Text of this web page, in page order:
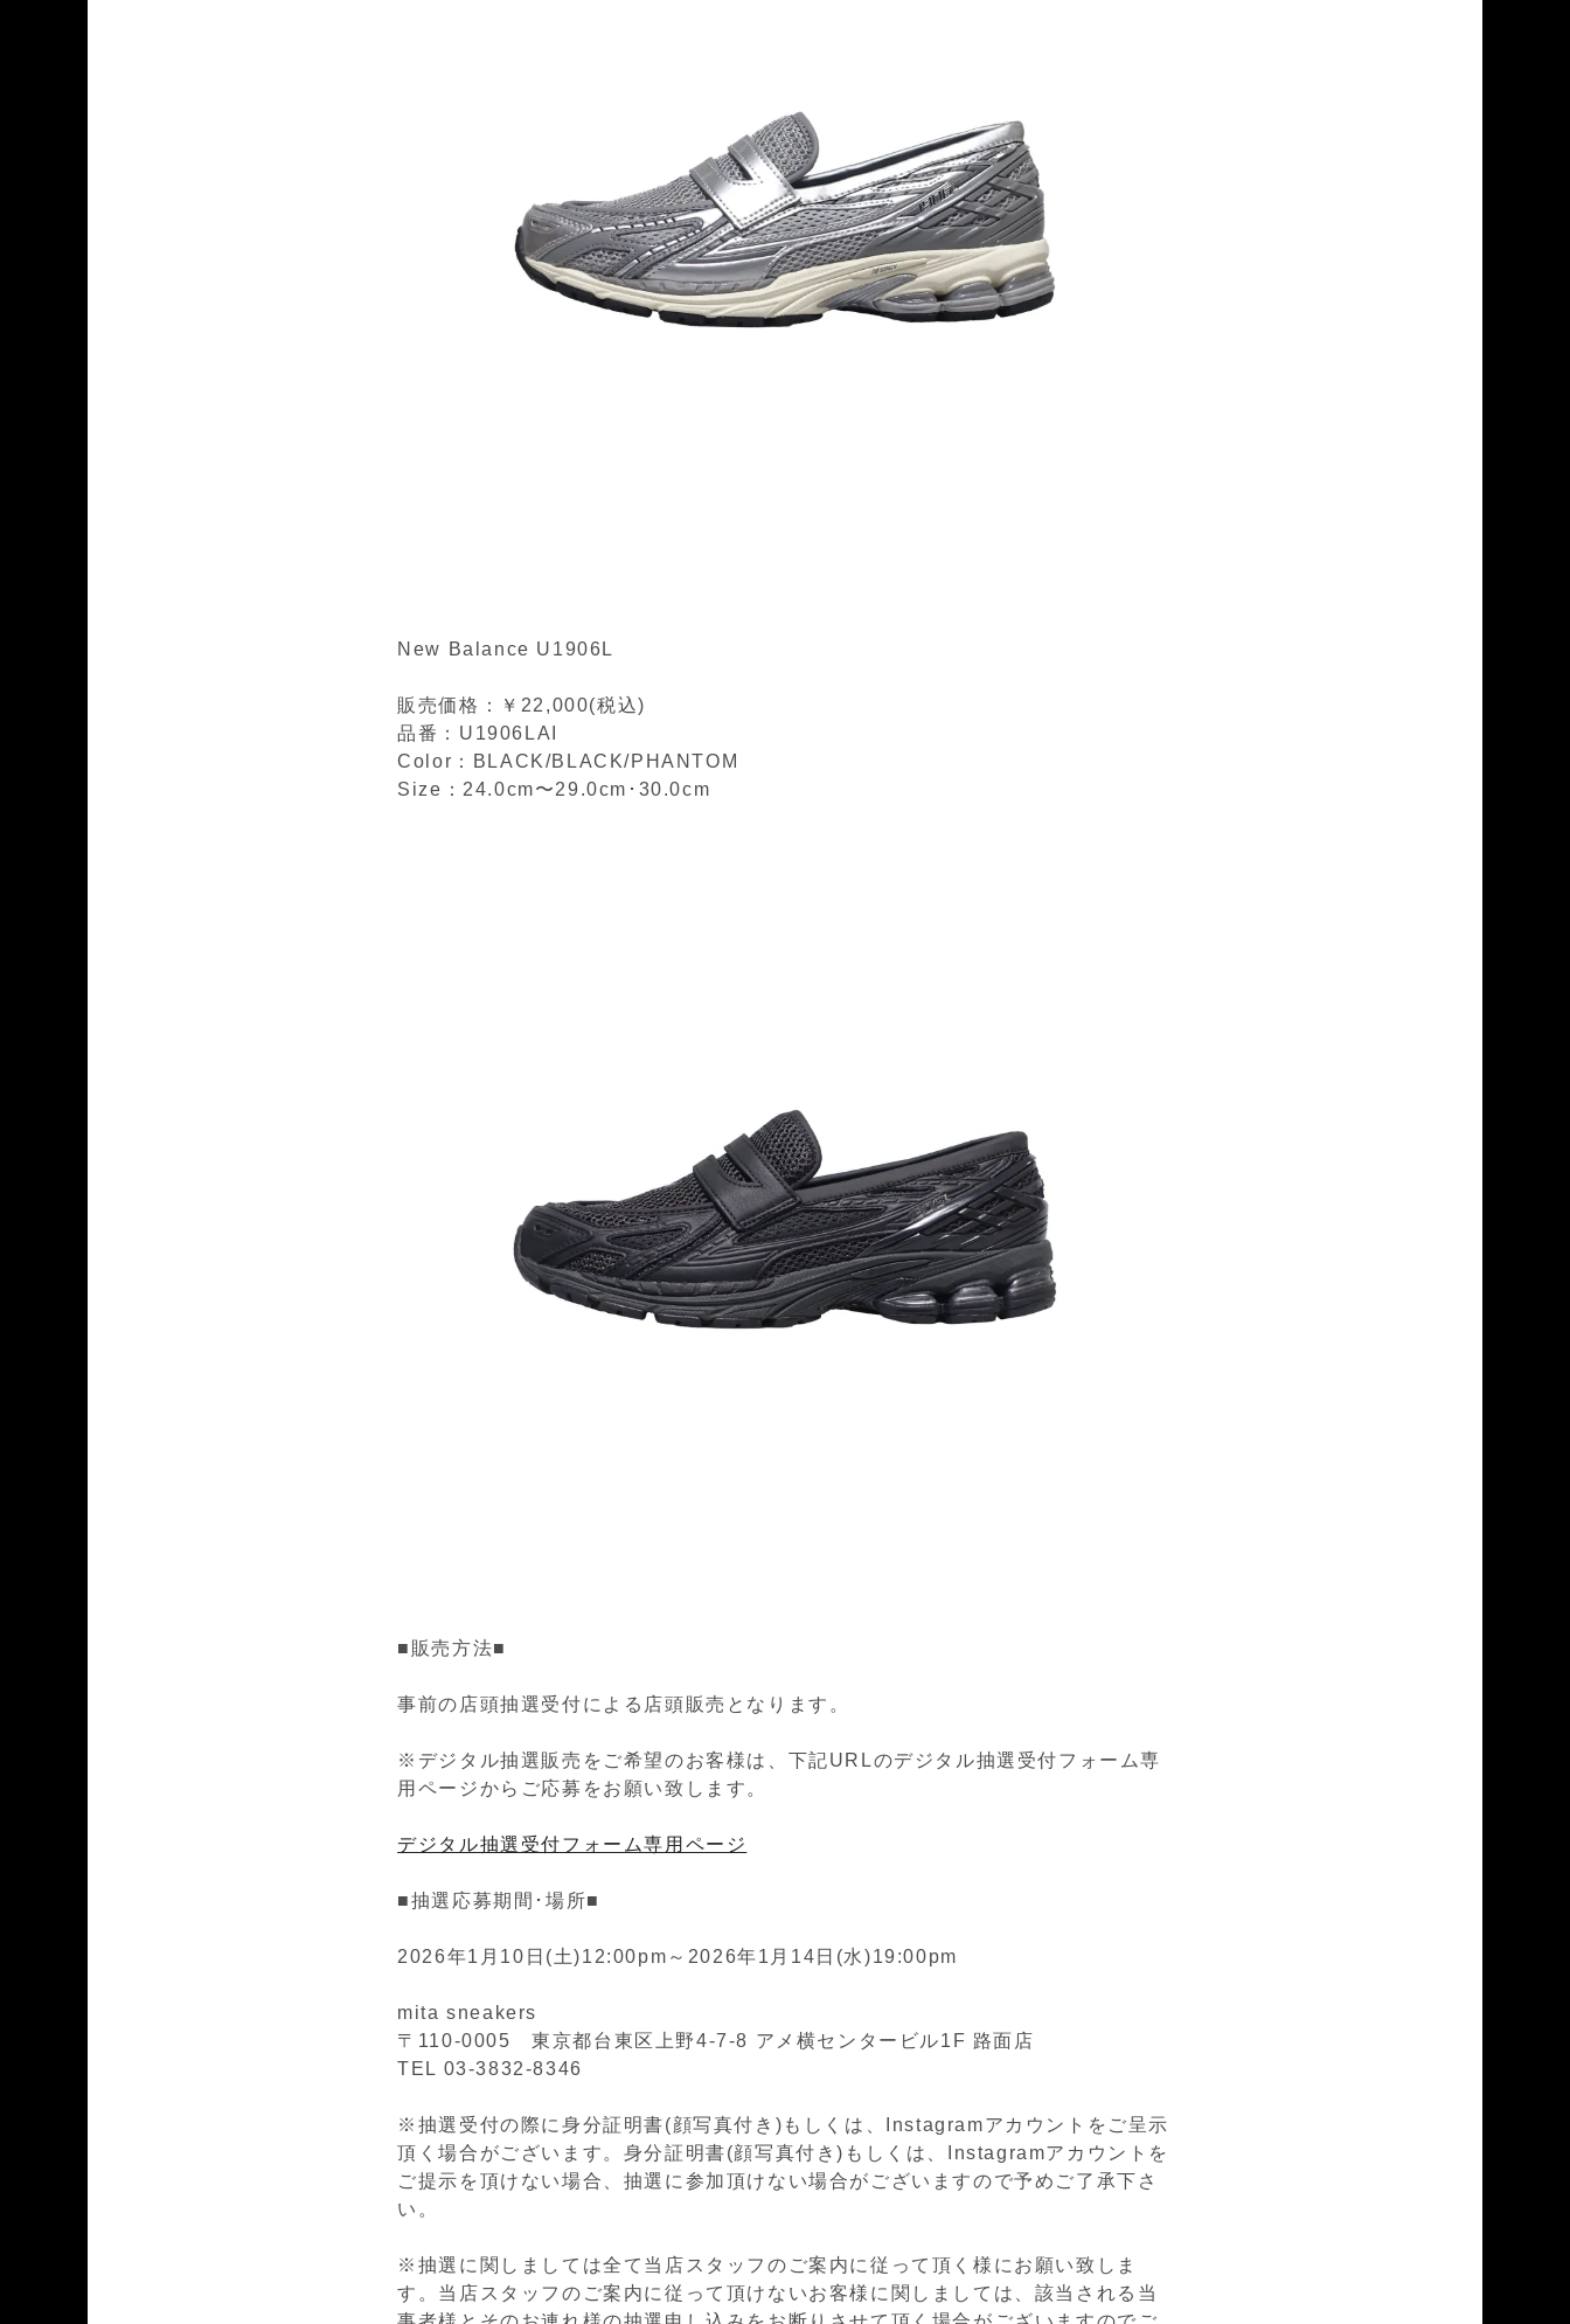
New Balance U1906L
販売価格：￥22,000(税込)
品番：U1906LAI
Color：BLACK/BLACK/PHANTOM
Size：24.0cm〜29.0cm ･ 30.0cm
■販売方法■
事前の店頭抽選受付による店頭販売となります。
※デジタル抽選販売をご希望のお客様は、下記URLのデジタル抽選受付フォーム専
用ページからご応募をお願い致します。
デジタル抽選受付フォーム専用ページ
■抽選応募期間･場所■
2026年1月10日(土)12:00pm～2026年1月14日(水)19:00pm
mita sneakers
〒110-0005 東京都台東区上野4-7-8 アメ横センタービル1F 路面店
TEL 03-3832-8346
※抽選受付の際に身分証明書(顔写真付き)もしくは、Instagramアカウントをご呈示
頂く場合がございます。身分証明書(顔写真付き)もしくは、Instagramアカウントを
ご提示を頂けない場合、抽選に参加頂けない場合がございますので予めご了承下さ
い。
※抽選に関しましては全て当店スタッフのご案内に従って頂く様にお願い致しま
す。当店スタッフのご案内に従って頂けないお客様に関しましては、該当される当